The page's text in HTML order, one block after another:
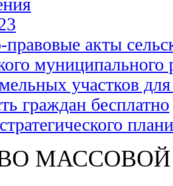
акты
муниципального
участков
граждан бесплатно